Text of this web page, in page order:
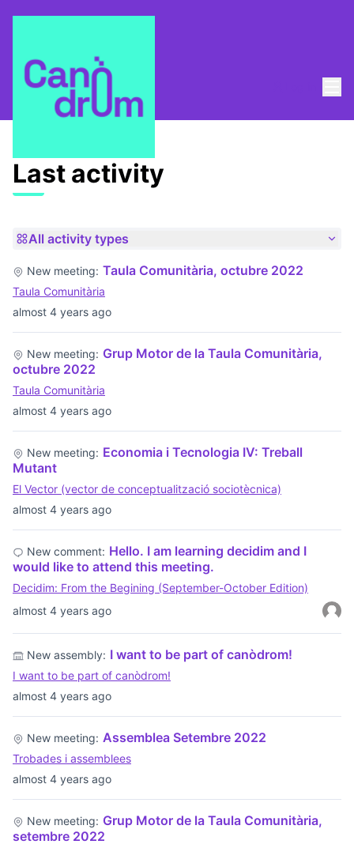
Last activities
Last activity
All activity types
almost 4 years ago
New meeting: Taula Comunitària, octubre 2022
Taula Comunitària
almost 4 years ago
New meeting: Grup Motor de la Taula Comunitària,
octubre 2022
Taula Comunitària
almost 4 years ago
New meeting: Economia i Tecnologia IV: Treball
Mutant
El Vector (vector de conceptualització sociotècnica)
almost 4 years ago
New comment: Hello. I am learning decidim and I
would like to attend this meeting.
Decidim: From the Begining (September-October Edition)
almost 4 years ago
New assembly: I want to be part of canòdrom!
I want to be part of canòdrom!
almost 4 years ago
New meeting: Assemblea Setembre 2022
Trobades i assemblees
New meeting: Grup Motor de la Taula Comunitària,
setembre 2022